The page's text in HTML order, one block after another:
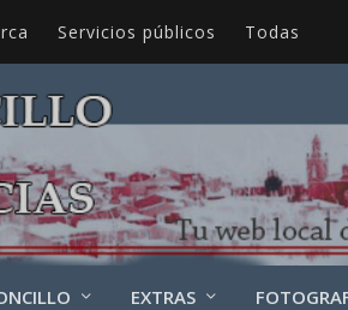
Servicios públicos Todas
EXTRAS